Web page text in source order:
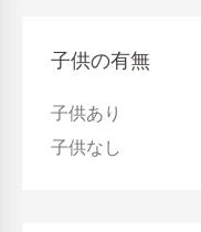
子供の有無
子供あり
子供なし